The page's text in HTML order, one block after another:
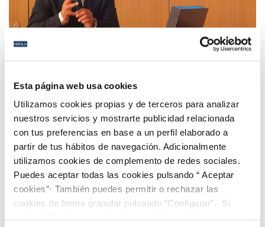
Esta página web usa cookies
Utilizamos cookies propias y de terceros para analizar
nuestros servicios y mostrarte publicidad relacionada
con tus preferencias en base a un perfil elaborado a
partir de tus hábitos de navegación. Adicionalmente
utilizamos cookies de complemento de redes sociales.
Puedes aceptar todas las cookies pulsando “ Aceptar
cookies”· También puedes permitir o rechazar las
cookies de forma granular pulsando “Configurar”. Si
La Cátedra Ciencias del Litoral presenta Oceanaria
tiempo real gracias a la IA
Página 10 de 112
Anterior Siguiente